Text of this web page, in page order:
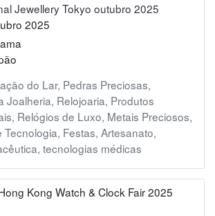
Jewellery Tokyo outubro 2025
2025
do Lar, Pedras Preciosas,
Joalheria, Relojoaria, Produtos
, Relógios de Luxo, Metais Preciosos,
Tecnologia, Festas, Artesanato,
, tecnologias médicas